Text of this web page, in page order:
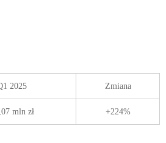
2025 Zmiana
mln zł +224%